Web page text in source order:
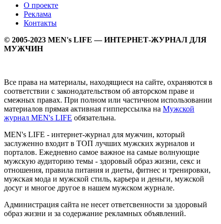
О проекте
Реклама
Контакты
© 2005-2023 MEN's LIFE — ИНТЕРНЕТ-ЖУРНАЛ ДЛЯ
МУЖЧИН
Все права на материалы, находящиеся на сайте, охраняются в
соответствии с законодательством об авторском праве и
смежных правах. При полном или частичном использовании
материалов прямая активная гипперссылка на Мужской
журнал MEN's LIFE обязательна.
MEN's LIFE - интернет-журнал для мужчин, который
заслуженно входит в ТОП лучших мужских журналов и
порталов. Ежедневно самое важное на самые волнующие
мужскую аудиторию темы - здоровый образ жизни, секс и
отношения, правила питания и диеты, фитнес и тренировки,
мужская мода и мужской стиль, карьера и деньги, мужской
досуг и многое другое в нашем мужском журнале.
Администрация сайта не несет ответсвенности за здоровый
образ жизни и за содержание рекламных объявлений.